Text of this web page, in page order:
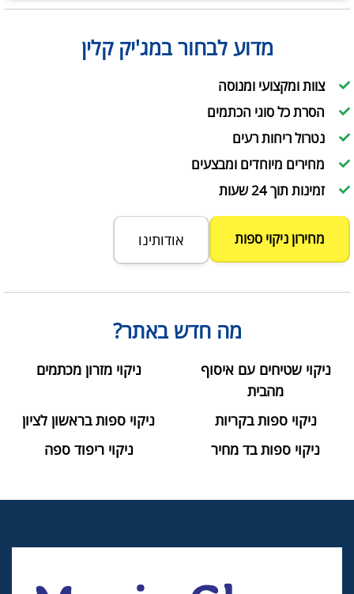
מדוע לבחור במג'יק קלין
צוות ומקצועי ומנוסה
הסרת כל סוגי הכתמים
נטרול ריחות רעים
מחירים מיוחדים ומבצעים
זמינות תוך 24 שעות
מחירון ניקוי ספות אודותינו
מה חדש באתר?
ניקוי שטיחים עם איסוף
מהבית
ניקוי מזרון מכתמים
ניקוי ספות בקריות
ניקוי ספות בראשון לציון
ניקוי ספות בד מחיר
ניקוי ריפוד ספה